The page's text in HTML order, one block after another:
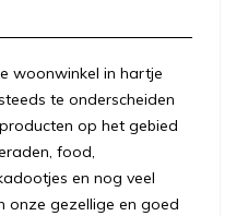
woonwinkel in hartje
te onderscheiden
op het gebied
food,
en nog veel
onze gezellige en goed